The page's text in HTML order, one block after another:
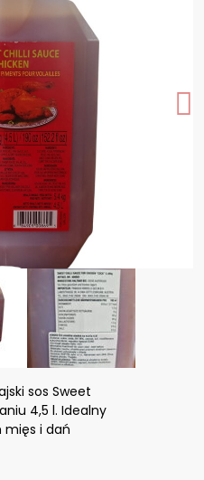
sos Sweet
4,5 l. Idealny
mięs i dań